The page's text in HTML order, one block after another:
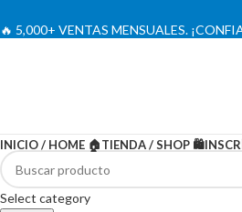
🔥 5,000+ VENTAS MENSUALES.
Select category
INICIO / HOME 🏠TIENDA / SHOP 🛍️